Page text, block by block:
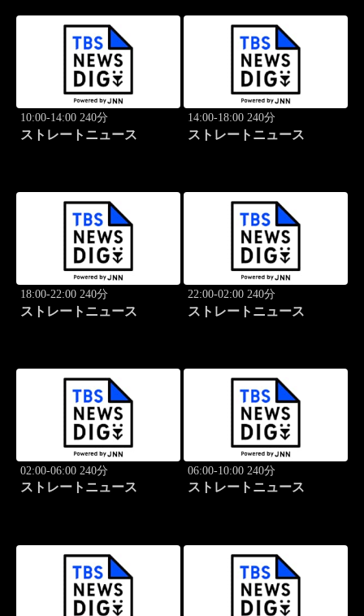
10:00-14:00 240分
ストレートニュース
14:00-18:00 240分
ストレートニュース
18:00-22:00 240分
ストレートニュース
22:00-02:00 240分
ストレートニュース
02:00-06:00 240分
ストレートニュース
06:00-10:00 240分
ストレートニュース